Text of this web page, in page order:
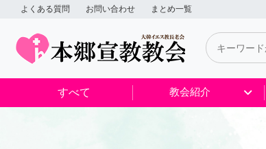
よくある質問 お問い合わせ まとめ一覧
すべて 教会紹介